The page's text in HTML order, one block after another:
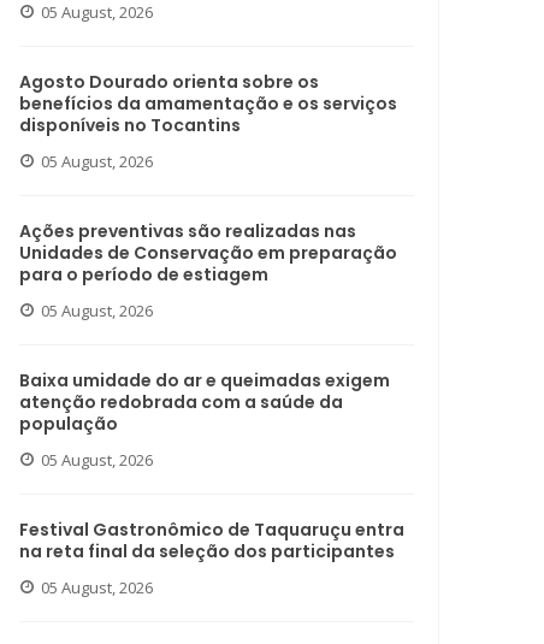
05 August, 2026
Agosto Dourado orienta sobre os
benefícios da amamentação e os serviços
disponíveis no Tocantins
05 August, 2026
Ações preventivas são realizadas nas
Unidades de Conservação em preparação
para o período de estiagem
05 August, 2026
Baixa umidade do ar e queimadas exigem
atenção redobrada com a saúde da
população
05 August, 2026
Festival Gastronômico de Taquaruçu entra
na reta final da seleção dos participantes
05 August, 2026